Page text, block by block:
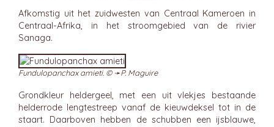
Afkomstig uit het zuidwesten van Centraal Kameroen in
Centraal-Afrika, in het stroomgebied van de rivier
Sanaga.
Fundulopanchax amieti. © ➛P. Maguire
Grondkleur heldergeel, met een uit vlekjes bestaande
helderrode lengtestreep vanaf de kieuwdeksel tot in de
staart. Daarboven hebben de schubben een ijsblauwe,